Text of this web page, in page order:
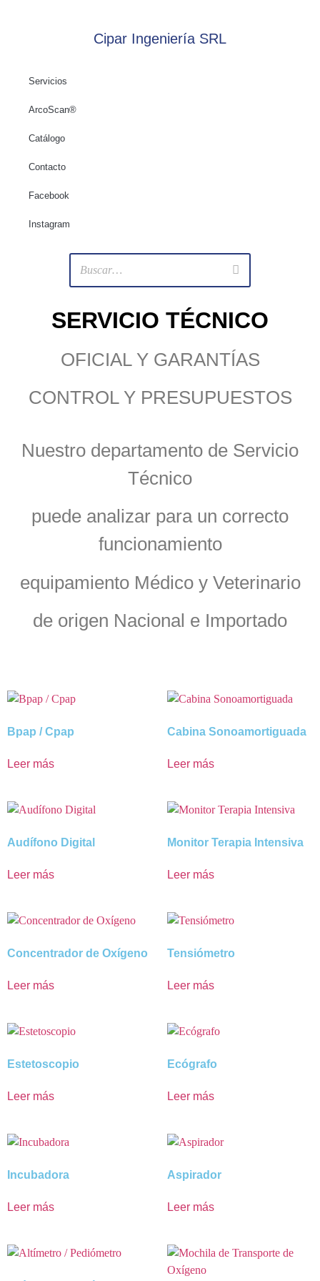
Cipar Ingeniería SRL
Servicios
ArcoScan®
Catálogo
Contacto
Facebook
Instagram
SERVICIO TÉCNICO
OFICIAL Y GARANTÍAS
CONTROL Y PRESUPUESTOS
Nuestro departamento de Servicio
Técnico
puede analizar para un correcto
funcionamiento
equipamiento Médico y Veterinario
de origen Nacional e Importado
Bpap / Cpap
Leer más
Cabina Sonoamortiguada
Leer más
Audífono Digital
Leer más
Monitor Terapia Intensiva
Leer más
Concentrador de Oxígeno
Leer más
Tensiómetro
Leer más
Estetoscopio
Leer más
Ecógrafo
Leer más
Incubadora
Leer más
Aspirador
Leer más